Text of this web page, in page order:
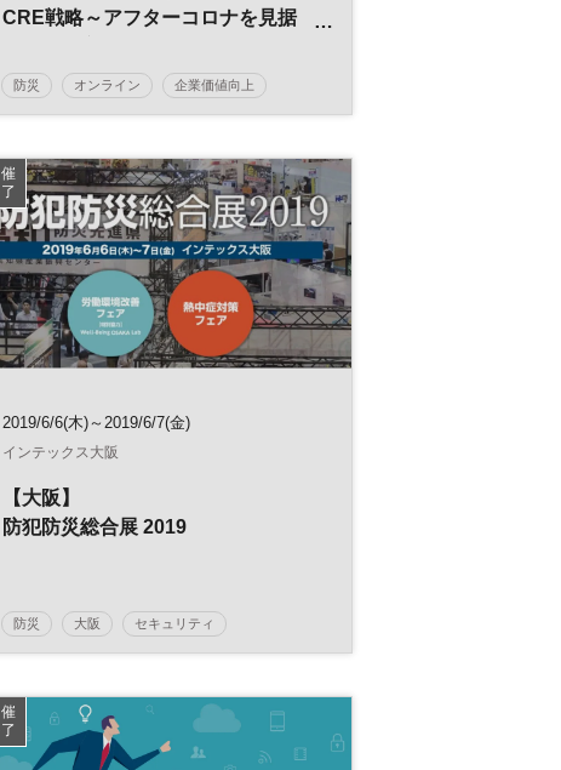
CRE戦略～アフターコロナを見据
防災 オンライン 企業価値向上
不動産投資 不動産マーケット 参加無料
2019/6/6(木)～2019/6/7(金)
インテックス大阪
【大阪】
防犯防災総合展 2019
防災 大阪 セキュリティ